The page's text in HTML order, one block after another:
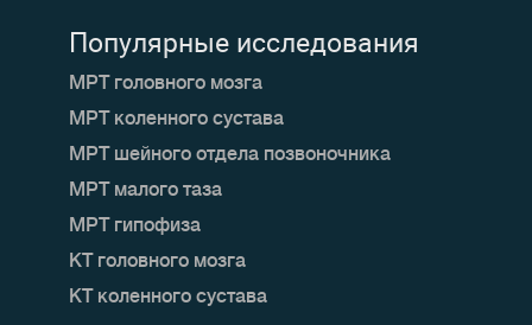
Популярные исследования
МРТ головного мозга
МРТ коленного сустава
МРТ шейного отдела позвоночника
МРТ малого таза
МРТ гипофиза
КТ головного мозга
КТ коленного сустава